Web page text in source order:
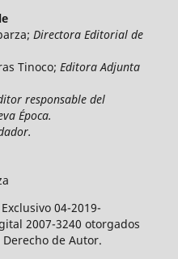
Directora Editorial de
Tinoco; Editora Adjunta
responsable del
Época.
04-2019-
2007-3240 otorgados
de Autor.